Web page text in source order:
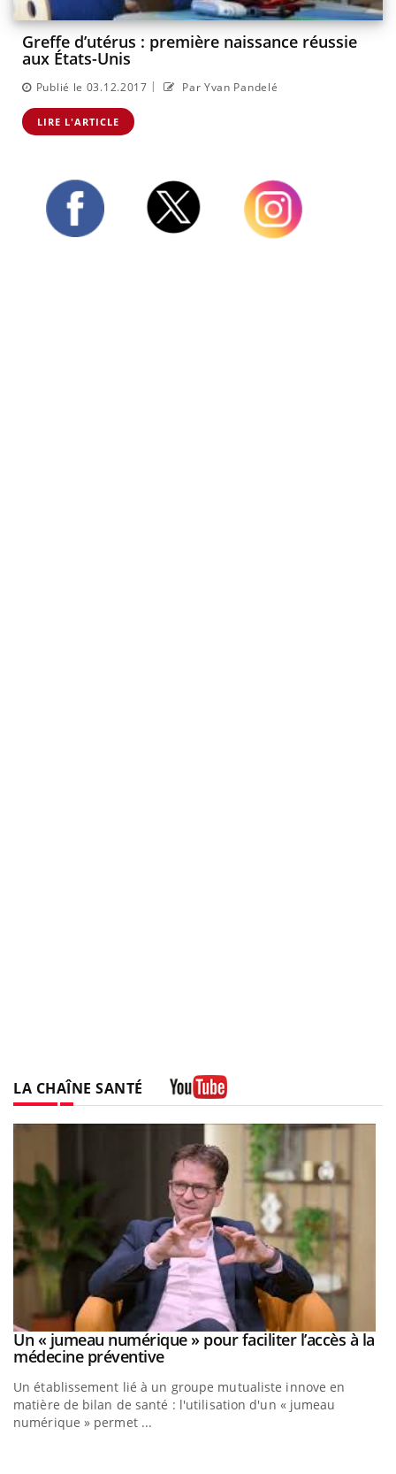
Greffe d’utérus : première naissance réussie
aux États-Unis
Publié le 03.12.2017 | Par Yvan Pandelé
LIRE L'ARTICLE
LA CHAÎNE SANTÉ
Youtube
Un « jumeau numérique » pour faciliter l’accès à la
médecine préventiveYoutube
Un établissement lié à un groupe mutualiste innove en
matière de bilan de santé : l'utilisation d'un « jumeau
numérique » permet ...